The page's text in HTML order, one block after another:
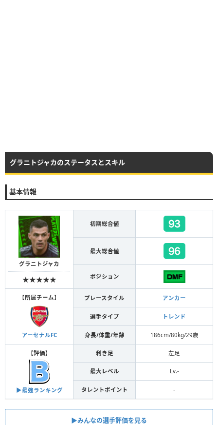
グラニトジャカのステータスとスキル
基本情報
グラニトジャカ
★★★★★
初期総合値
最大総合値
ポジション
【所属チーム】
アーセナルFC
プレースタイル アンカー
選手タイプ トレンド
身長/体重/年齢 186cm/80kg/29歳
【評価】
▶︎最強ランキング
利き足 左足
最大レベル Lv.-
タレントポイント -
▶︎みんなの選手評価を見る